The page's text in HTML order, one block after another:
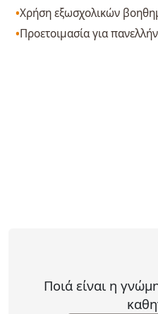
Χρήση εξωσχολικών
Προετοιμασία για
Ποιά είναι η